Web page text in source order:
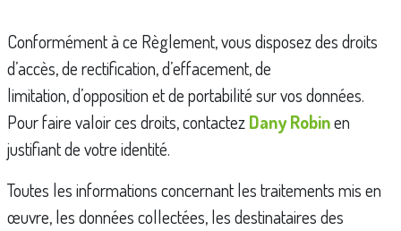
Conformément à ce Règlement, vous disposez des droits
d’accès, de rectification, d’effacement, de
limitation, d’opposition et de portabilité sur vos données.
Pour faire valoir ces droits, contactezDanyRobinen
justifiant de votre identité.
Toutes les informations concernant les traitements mis en
œuvre, les données collectées, les destinataires des